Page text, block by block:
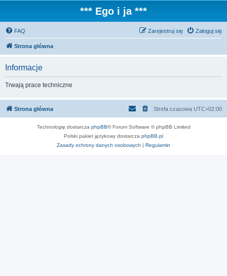
*** Ego i ja ***
FAQ Zaloguj się
Zarejestruj się
Strona główna
Informacje
Trwają prace techniczne
Strona główna Strefa czasowa UTC+02:00
Technologię dostarcza phpBB® Forum Software © phpBB Limited
Polski pakiet językowy dostarcza phpBB.pl
Zasady ochrony danych osobowych | Regulamin